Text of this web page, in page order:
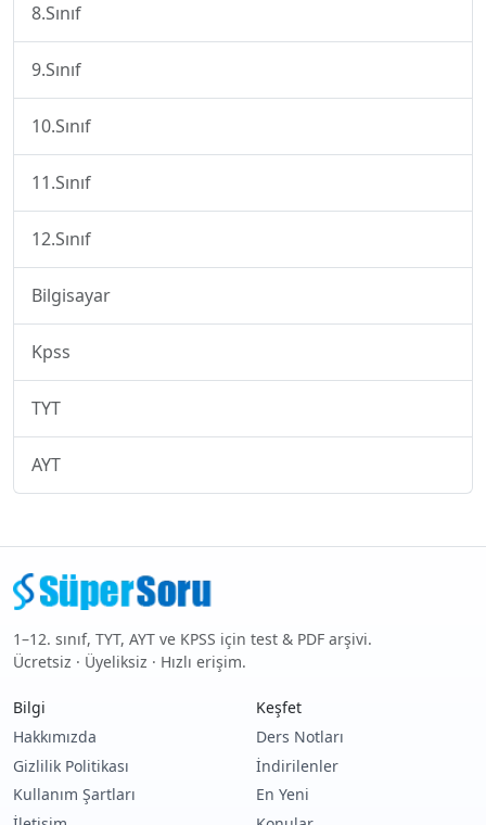
8.Sınıf
9.Sınıf
10.Sınıf
11.Sınıf
12.Sınıf
Bilgisayar
Kpss
TYT
AYT
1–12. sınıf, TYT, AYT ve KPSS için test & PDF arşivi.
Ücretsiz · Üyeliksiz · Hızlı erişim.
Bilgi
Hakkımızda
Gizlilik Politikası
Kullanım Şartları
Keşfet
Ders Notları
İndirilenler
En Yeni